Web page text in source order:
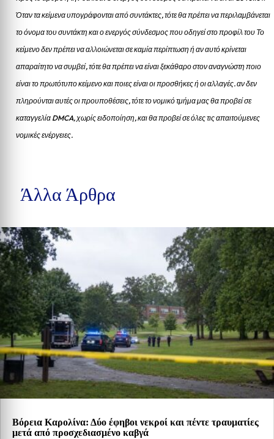
Όταν τα κείμενα υπογράφονται από συντάκτες, τότε θα πρέπει να περιλαμβάνεται
το όνομα του συντάκτη και ο ενεργός σύνδεσμος που οδηγεί στο προφίλ του Το
κείμενο δεν πρέπει να αλλοιώνεται σε καμία περίπτωση ή αν αυτό κρίνεται
απαραίτητο να συμβεί, τότε θα πρέπει να είναι ξεκάθαρο στον αναγνώστη ποιο
είναι το πρωτότυπο κείμενο και ποιες είναι οι προσθήκες ή οι αλλαγές. αν δεν
πληρούνται αυτές οι προυποθέσεις, τότε το νομικό τμήμα μας θα προβεί σε
καταγγελία DMCA, χωρίς ειδοποίηση, και θα προβεί σε όλες τις απαιτούμενες
νομικές ενέργειες.
Άλλα Άρθρα
Βόρεια Καρολίνα: Δύο έφηβοι νεκροί και πέντε τραυματίες
μετά από προσχεδιασμένο καβγά